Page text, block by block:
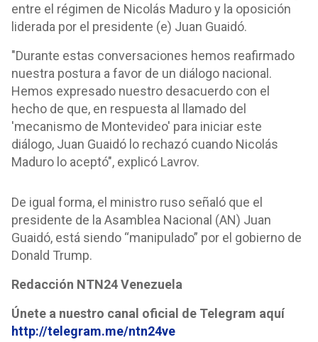
entre el régimen de Nicolás Maduro y la oposición
liderada por el presidente (e) Juan Guaidó.
"Durante estas conversaciones hemos reafirmado
nuestra postura a favor de un diálogo nacional.
Hemos expresado nuestro desacuerdo con el
hecho de que, en respuesta al llamado del
'mecanismo de Montevideo' para iniciar este
diálogo, Juan Guaidó lo rechazó cuando Nicolás
Maduro lo aceptó", explicó Lavrov.
De igual forma, el ministro ruso señaló que el
presidente de la Asamblea Nacional (AN) Juan
Guaidó, está siendo “manipulado” por el gobierno de
Donald Trump.
Redacción NTN24 Venezuela
Únete a nuestro canal oficial de Telegram aquí
http://telegram.me/ntn24ve